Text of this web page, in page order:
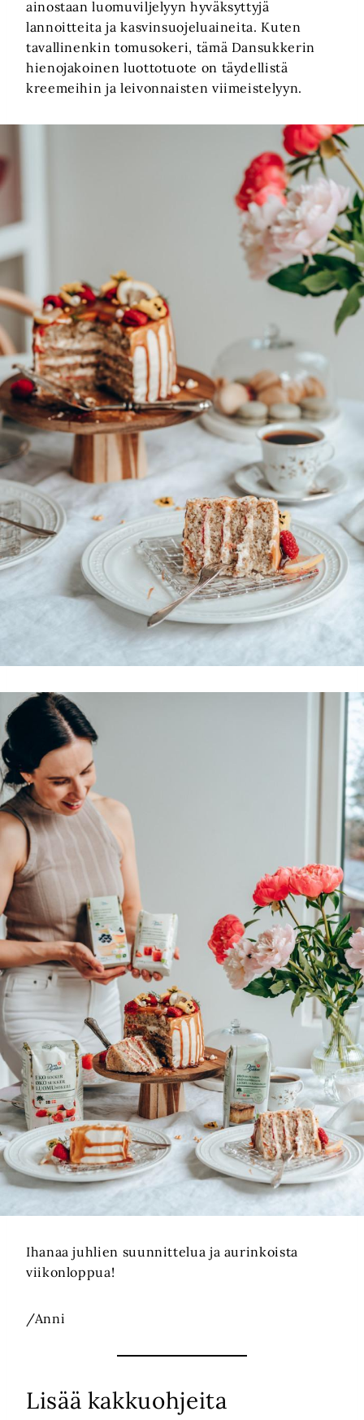
ainostaan luomuviljelyyn hyväksyttyjä
lannoitteita ja kasvinsuojeluaineita. Kuten
tavallinenkin tomusokeri, tämä Dansukkerin
hienojakoinen luottotuote on täydellistä
kreemeihin ja leivonnaisten viimeistelyyn.
Ihanaa juhlien suunnittelua ja aurinkoista
viikonloppua!
/Anni
Lisää kakkuohjeita